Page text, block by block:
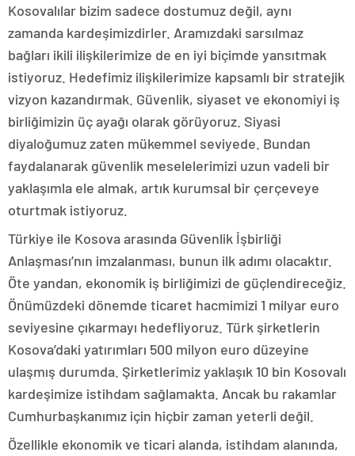
Kosovalılar bizim sadece dostumuz değil, aynı
zamanda kardeşimizdirler. Aramızdaki sarsılmaz
bağları ikili ilişkilerimize de en iyi biçimde yansıtmak
istiyoruz. Hedefimiz ilişkilerimize kapsamlı bir stratejik
vizyon kazandırmak. Güvenlik, siyaset ve ekonomiyi iş
birliğimizin üç ayağı olarak görüyoruz. Siyasi
diyaloğumuz zaten mükemmel seviyede. Bundan
faydalanarak güvenlik meselelerimizi uzun vadeli bir
yaklaşımla ele almak, artık kurumsal bir çerçeveye
oturtmak istiyoruz.
Türkiye ile Kosova arasında Güvenlik İşbirliği
Anlaşması’nın imzalanması, bunun ilk adımı olacaktır.
Öte yandan, ekonomik iş birliğimizi de güçlendireceğiz.
Önümüzdeki dönemde ticaret hacmimizi 1 milyar euro
seviyesine çıkarmayı hedefliyoruz. Türk şirketlerin
Kosova’daki yatırımları 500 milyon euro düzeyine
ulaşmış durumda. Şirketlerimiz yaklaşık 10 bin Kosovalı
kardeşimize istihdam sağlamakta. Ancak bu rakamlar
Cumhurbaşkanımız için hiçbir zaman yeterli değil.
Özellikle ekonomik ve ticari alanda, istihdam alanında,